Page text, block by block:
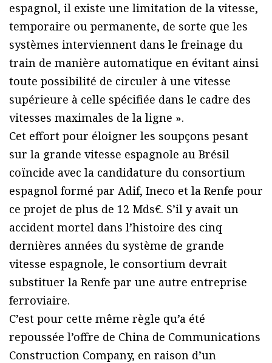
espagnol, il existe une limitation de la vitesse,
temporaire ou permanente, de sorte que les
systèmes interviennent dans le freinage du
train de manière automatique en évitant ainsi
toute possibilité de circuler à une vitesse
supérieure à celle spécifiée dans le cadre des
vitesses maximales de la ligne ».
Cet effort pour éloigner les soupçons pesant
sur la grande vitesse espagnole au Brésil
coïncide avec la candidature du consortium
espagnol formé par Adif, Ineco et la Renfe pour
ce projet de plus de 12 Mds€. S’il y avait un
accident mortel dans l’histoire des cinq
dernières années du système de grande
vitesse espagnole, le consortium devrait
substituer la Renfe par une autre entreprise
ferroviaire.
C’est pour cette même règle qu’a été
repoussée l’offre de China de Communications
Construction Company, en raison d’un